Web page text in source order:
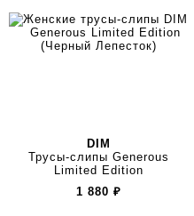
DIM
Трусы-слипы Generous
Limited Edition
1 880 ₽